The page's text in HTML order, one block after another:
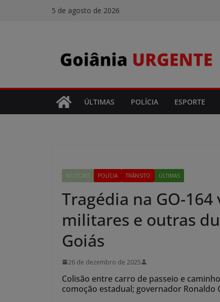
5 de agosto de 2026
ÚLTIMAS POLÍCIA ESPORTE
NOTÍCIAS POLÍCIA TRÂNSITO ÚLTIMAS
Tragédia na GO-
militares e outras
Goiás
26 de dezembro de 2025
Colisão entre carro de passeio e
comoção estadual; governador Ronaldo